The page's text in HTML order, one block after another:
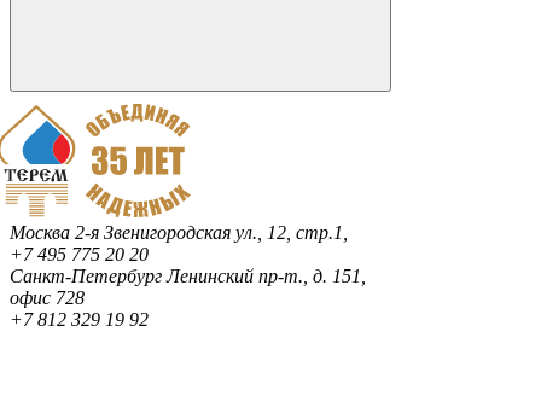
Москва 2-я Звенигородская ул., 12, стр.1,
+7 495 775 20 20
Санкт-ПетербургЛенинский пр-т., д. 151,
офис 728
+7 812 329 19 92